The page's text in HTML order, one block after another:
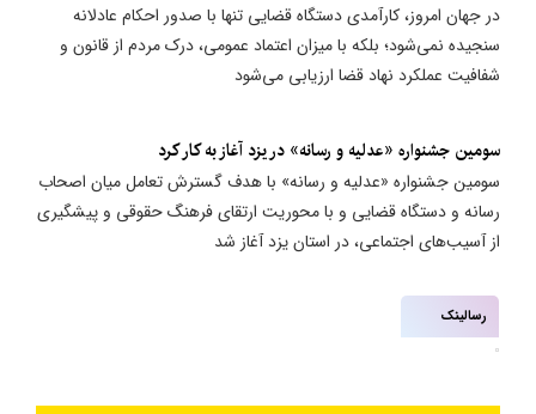
در جهان امروز، کارآمدی دستگاه قضایی تنها با صدور احکام عادلانه
سنجیده نمی‌شود؛ بلکه با میزان اعتماد عمومی، درک مردم از قانون و
شفافیت عملکرد نهاد قضا ارزیابی می‌شود
سومین جشنواره «عدلیه و رسانه» در یزد آغاز به کار کرد
سومین جشنواره «عدلیه و رسانه» با هدف گسترش تعامل میان اصحاب
رسانه و دستگاه قضایی و با محوریت ارتقای فرهنگ حقوقی و پیشگیری
از آسیب‌های اجتماعی، در استان یزد آغاز شد
رسالینک